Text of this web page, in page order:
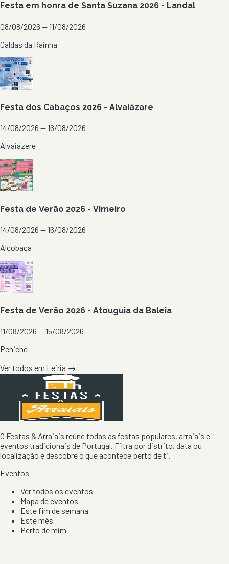
Festa em honra de Santa Suzana 2026 - Landal
08/08/2026 — 11/08/2026
Caldas da Rainha
Festa dos Cabaços 2026 - Alvaiázare
14/08/2026 — 16/08/2026
Alvaiázere
Festa de Verão 2026 - Vimeiro
14/08/2026 — 16/08/2026
Alcobaça
Festa de Verão 2026 - Atouguia da Baleia
11/08/2026 — 15/08/2026
Peniche
Ver todos em Leiria →
O Festas & Arraiais reúne todas as festas populares, arraiais e
eventos tradicionais de Portugal. Filtra por distrito, data ou
localização e descobre o que acontece perto de ti.
Eventos
Ver todos os eventos
Mapa de eventos
Este fim de semana
Este mês
Perto de mim